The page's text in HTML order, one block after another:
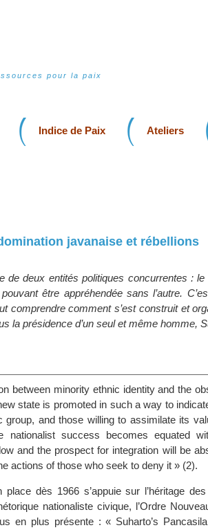
pour la paix
Indice de Paix Ateliers
javanaise et rébellions
de deux entités politiques concurrentes :
être appréhendée sans l’autre.
comprendre comment s’est construit et
la présidence d’un seul et même homme,
between minority ethnic identity and the
state is promoted in such a way to
and those willing to assimilate its
nationalist success becomes equated
and the prospect for integration will be
actions of those who seek to deny it » (2).
dès 1966 s’appuie sur l’héritage
nationaliste civique, l’Ordre
en plus présente : « Suharto’s